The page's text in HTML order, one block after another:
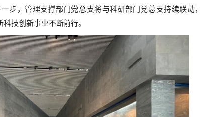
步，管理支撑部门党总支将与科研部门党总支持续联动
技创新事业不断前行。